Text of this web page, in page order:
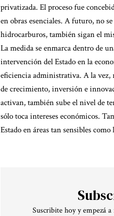
privatizada. El proceso fue
en obras esenciales. A futuro, no
hidrocarburos, también sigan el
La medida se enmarca dentro de
intervención del Estado en la
eficiencia administrativa. A la vez,
de crecimiento, inversión e
activan, también sube el nivel de
sólo toca intereses económicos.
Estado en áreas tan sensibles
Suscribite hoy y empezá